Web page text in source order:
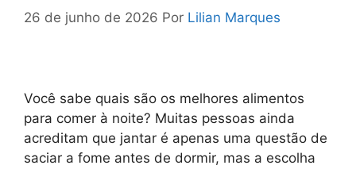
26 de junho de 2026 Por Lilian Marques
Você sabe quais são os melhores alimentos
para comer à noite? Muitas pessoas ainda
acreditam que jantar é apenas uma questão de
saciar a fome antes de dormir, mas a escolha